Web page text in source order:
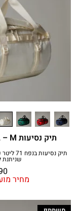
תיק נסיעות BASE CAMP DUFFEL – M
תיק
מחיר